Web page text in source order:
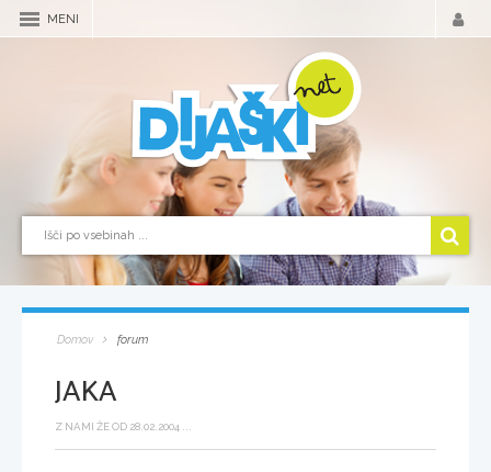
MENI
Domov forum
JAKA
Z NAMI ŽE OD 28.02.2004 ...